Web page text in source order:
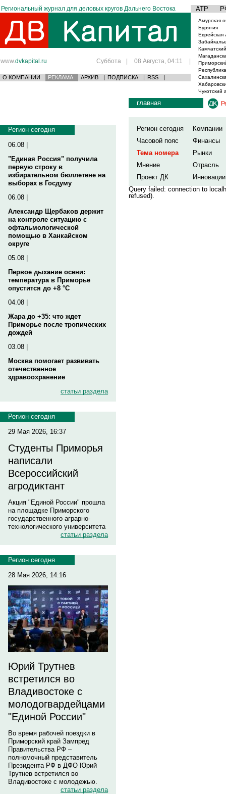
Региональный журнал для деловых кругов Дальнего Востока АТР
www.dvkapital.ru Суббота | 08 Августа, 04:11 |
О КОМПАНИИ РЕКЛАМА АРХИВ | ПОДПИСКА | RSS |
Амурская
Бурятия
Еврейская
Чукотский
Регион сегодня
06.08 |
"Единая Россия" получила
первую строку в
избирательном бюллетене на
выборах в Госдуму
06.08 |
Александр Щербаков держит
на контроле ситуацию с
офтальмологической
помощью в Ханкайском
округе
05.08 |
Первое дыхание осени:
температура в Приморье
опустится до +8 °C
04.08 |
Жара до +35: что ждет
Приморье после тропических
дождей
03.08 |
Москва помогает развивать
отечественное
здравоохранение
статьи раздела
Регион сегодня
29 Мая 2026, 16:37
Студенты Приморья
написали
Всероссийский
агродиктант
Акция "Единой России" прошла
на площадке Приморского
государственного аграрно-
технологического университета
статьи раздела
Регион сегодня
28 Мая 2026, 14:16
Юрий Трутнев
встретился во
Владивостоке с
молодогвардейцами
"Единой России"
Во время рабочей поездки в
Приморский край Зампред
Правительства РФ –
полномочный представитель
Президента РФ в ДФО Юрий
Трутнев встретился во
Владивостоке с молодежью.
статьи раздела
главная
Регион сегодня
Компании
Часовой пояс
Финансы
Тема номера
Рынки
Мнение
Отрасль
Проект ДК
Инновации
Query failed: connection to
refused).